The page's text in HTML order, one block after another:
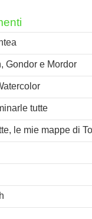
Gondor e Mordor
tutte
le mie mappe di